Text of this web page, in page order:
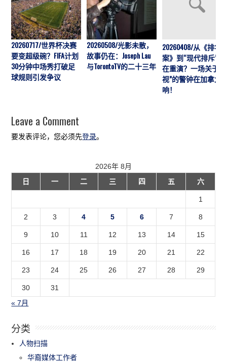
20260717/世界杯决赛
要变超级碗？FIFA计划
30分钟中场秀打破足
球规则引发争议
20260508/光影未散，
故事仍在：Joseph Lau
与TorontoTV的二十三年
20260408/从《排华
案》到“现代排斥”历
在重演？一场关于“
视”的警钟在加拿大
响！
Leave a Comment
要发表评论，您必须先登录。
2026年 8月
日
一 二 三 四 五 六
1
2 3 4 5 6 7 8
9 10 11 12 13 14 15
16 17 18 19 20 21 22
23 24 25 26 27 28 29
30
31
« 7月
分类
人物扫描
华裔媒体工作者